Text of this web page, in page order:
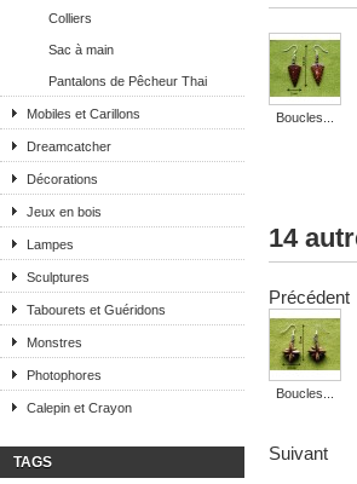
Colliers
Sac à main
Pantalons de Pêcheur Thai
Mobiles et Carillons
Dreamcatcher
Décorations
Jeux en bois
Lampes
Sculptures
Tabourets et Guéridons
Monstres
Photophores
Calepin et Crayon
TAGS
Boucles...
14
Précédent
Boucles...
Suivant